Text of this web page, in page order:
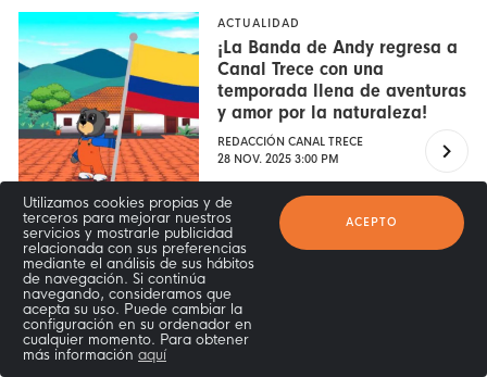
Utilizamos cookies propias y de
terceros para mejorar nuestros
servicios y mostrarle publicidad
relacionada con sus preferencias
mediante el análisis de sus hábitos
de navegación. Si continúa
navegando, consideramos que
acepta su uso. Puede cambiar la
configuración en su ordenador en
cualquier momento. Para obtener
más información aquí
ACEPTO
ACTUALIDAD
¡La Banda de Andy regresa a
Canal Trece con una
temporada llena de aventuras
y amor por la naturaleza!
REDACCIÓN CANAL TRECE
28 NOV. 2025 3:00 PM
ACTUALIDAD
de Manos al Fuego, se
convierte en la nueva
promesa de la gastronomía